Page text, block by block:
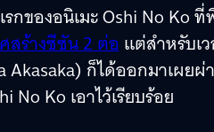
กของอนิเมะ Oshi No Ko
สร้างซีซัน 2 ต่อแต่สำหรับเ
Akasaka) ก็ได้ออกมาเผยผ่
No Ko เอาไว้เรียบร้อย